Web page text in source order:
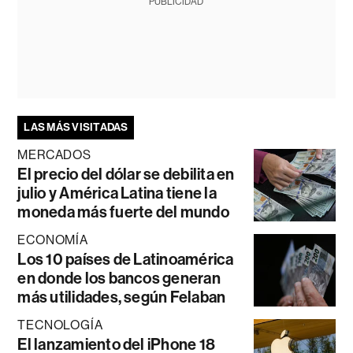
LAS MÁS VISITADAS
MERCADOS
El precio del dólar se debilita en
julio y América Latina tiene la
moneda más fuerte del mundo
ECONOMÍA
Los 10 países de Latinoamérica
en donde los bancos generan
más utilidades, según Felaban
TECNOLOGÍA
El lanzamiento del iPhone 18